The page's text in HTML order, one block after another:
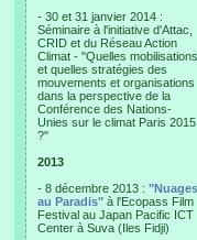
- 30 et 31 janvier 2014 :
Séminaire à l'initiative d'Attac,
CRID et du Réseau Action
Climat - "Quelles mobilisations
et quelles stratégies des
mouvements et organisations
dans la perspective de la
Conférence des Nations-
Unies sur le climat Paris 2015
?"
2013
- 8 décembre 2013 : "Nuages
au Paradis" à l'Ecopass Film
Festival au Japan Pacific ICT
Center à Suva (Iles Fidji)